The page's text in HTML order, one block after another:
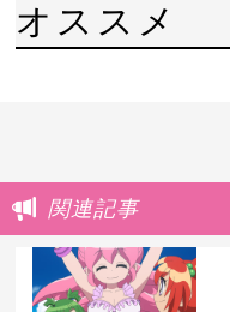
オススメ
関連記事